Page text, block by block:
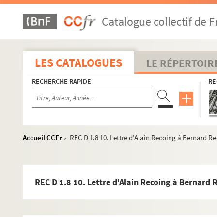
Catalogue collectif de
LES CATALOGUES LE
RECHERCHE RAPIDE
Accueil CCFr >
REC D 1.8 10. Lettre d'Alain Recoing à Bernard
REC D 1.8 10. Lettre d'Alain Recoing à Bernard
REC D 1-2. Correspondance [classement par année].
REC D 1.1-44. Correspondance générale et personnelle.
REC D 1.1 1. Septembre 1949
REC D 1.2 1-10. Mars décembre 1951